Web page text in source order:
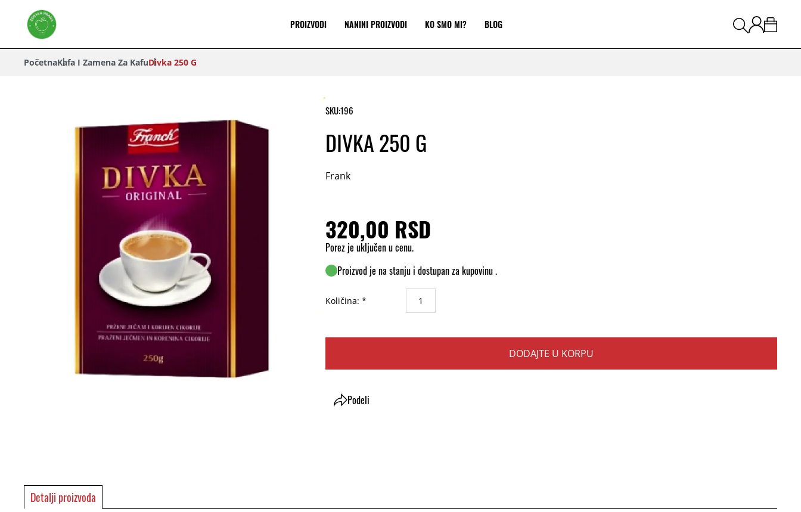
PROIZVODI NANINI PROIZVODI KO SMO MI? BLOG
PočetnaKafa I Zamena Za KafuDivka 250 G
SKU:196
DIVKA 250 G
Frank
320,00 RSD
Porez je uključen u cenu.
Proizvod je na stanju i dostupan za kupovinu .
Količina: *
DODAJTE U KORPU
Podeli
Detalji proizvoda